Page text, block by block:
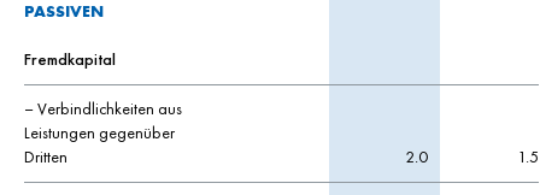
PASSIVEN
Fremdkapital
– Verbindlichkeiten aus
Leistungen gegenüber
Dritten
2.0 1.5